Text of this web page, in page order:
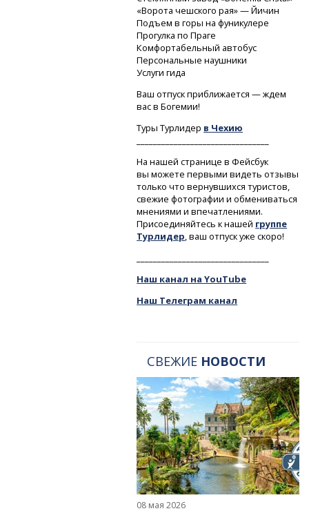
«Ворота чешского рая» — Йичин
Подъем в горы на фуникулере
Прогулка по Праге
Комфортабельный автобус
Персональные наушники
Услуги гида
Ваш отпуск приближается — ждем
вас в Богемии!
Туры Турлидер в Чехию
На нашей странице в Фейсбук
вы можете первыми видеть отзывы
только что вернувшихся туристов,
свежие фотографии и обмениваться
мнениями и впечатлениями.
Присоединяйтесь к нашей группе
Турлидер, ваш отпуск уже скоро!
Наш канал на YouTube
Наш Телеграм канал
СВЕЖИЕ НОВОСТИ
08 мая 2026